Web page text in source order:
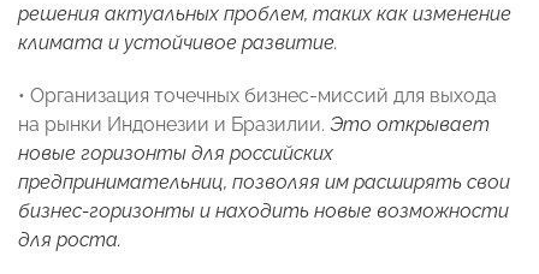
решения актуальных проблем, таких как изменение
климата и устойчивое развитие.
• Организация точечных бизнес-миссий для выхода
на рынки Индонезии и Бразилии. Это открывает
новые горизонты для российских
предпринимательниц, позволяя им расширять свои
бизнес-горизонты и находить новые возможности
для роста.